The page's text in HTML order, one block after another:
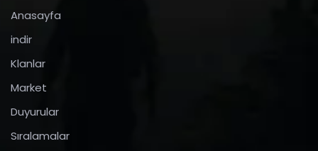
Anasayfa
indir
Klanlar
Market
Duyurular
Sıralamalar